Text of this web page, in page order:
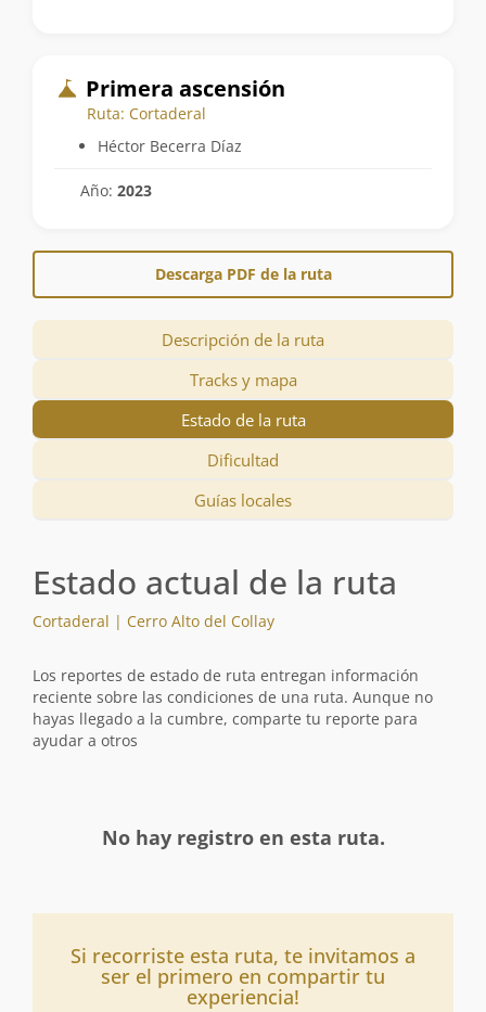
Primera ascensión
Ruta: Cortaderal
Héctor Becerra Díaz
Año: 2023
Descarga PDF de la ruta
Descripción de la ruta
Tracks y mapa
Estado de la ruta
Dificultad
Guías locales
Estado actual de la ruta
Cortaderal | Cerro Alto del Collay
Los reportes de estado de ruta entregan información
reciente sobre las condiciones de una ruta. Aunque no
hayas llegado a la cumbre, comparte tu reporte para
ayudar a otros
No hay registro en esta ruta.
Si recorriste esta ruta, te invitamos a
ser el primero en compartir tu
experiencia!